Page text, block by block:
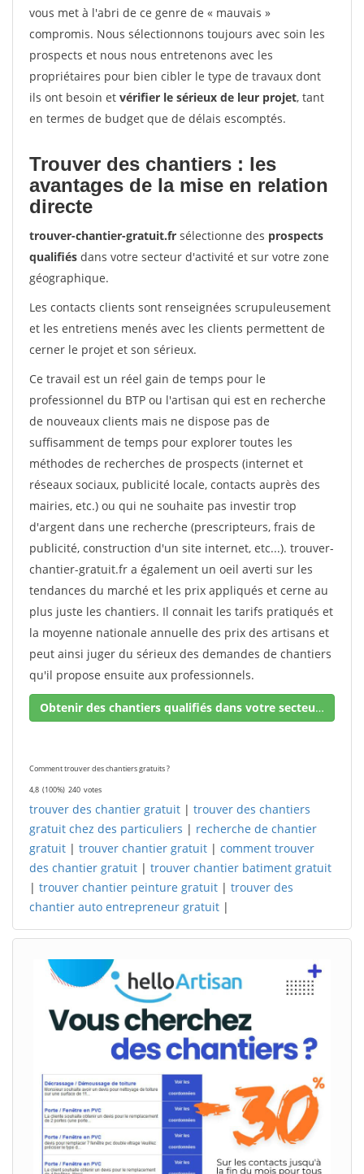
vous met à l'abri de ce genre de « mauvais »
compromis. Nous sélectionnons toujours avec soin les
prospects et nous nous entretenons avec les
propriétaires pour bien cibler le type de travaux dont
ils ont besoin et vérifier le sérieux de leur projet, tant
en termes de budget que de délais escomptés.
Trouver des chantiers : les
avantages de la mise en relation
directe
trouver-chantier-gratuit.fr sélectionne des prospects
qualifiés dans votre secteur d'activité et sur votre zone
géographique.
Les contacts clients sont renseignées scrupuleusement
et les entretiens menés avec les clients permettent de
cerner le projet et son sérieux.
Ce travail est un réel gain de temps pour le
professionnel du BTP ou l'artisan qui est en recherche
de nouveaux clients mais ne dispose pas de
suffisamment de temps pour explorer toutes les
méthodes de recherches de prospects (internet et
réseaux sociaux, publicité locale, contacts auprès des
mairies, etc.) ou qui ne souhaite pas investir trop
d'argent dans une recherche (prescripteurs, frais de
publicité, construction d'un site internet, etc...). trouver-
chantier-gratuit.fr a également un oeil averti sur les
tendances du marché et les prix appliqués et cerne au
plus juste les chantiers. Il connait les tarifs pratiqués et
la moyenne nationale annuelle des prix des artisans et
peut ainsi juger du sérieux des demandes de chantiers
qu'il propose ensuite aux professionnels.
Obtenir des chantiers qualifiés dans votre secteur !
Comment trouver des chantiers gratuits ?
4,8 (100%) 240 votes
trouver des chantier gratuit | trouver des chantiers
gratuit chez des particuliers | recherche de chantier
gratuit | trouver chantier gratuit | comment trouver
des chantier gratuit | trouver chantier batiment gratuit
| trouver chantier peinture gratuit | trouver des
chantier auto entrepreneur gratuit |